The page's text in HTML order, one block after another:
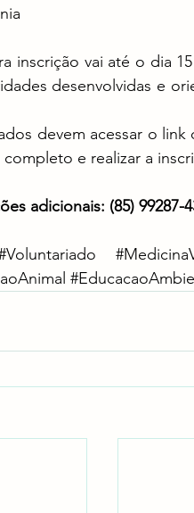
inscrição vai até o dia
desenvolvidas e
devem acessar o
e realizar a
adicionais: (85) 99287-